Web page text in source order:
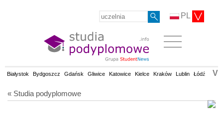
PL
Białystok Bydgoszcz Gdańsk Gliwice Katowice Kielce Kraków Lublin Łódź V
« Studia podyplomowe